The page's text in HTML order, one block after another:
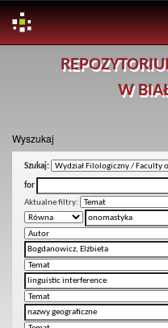
W
Wyszukaj
Szukaj:
for
Aktualne filtry: